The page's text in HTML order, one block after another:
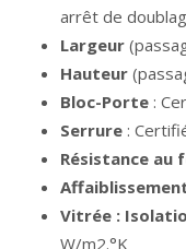
arrêt de
Largeur
Hauteur
Bloc-Porte :
Serrure :
Résistance au
Vitrée :
W/m2.°K